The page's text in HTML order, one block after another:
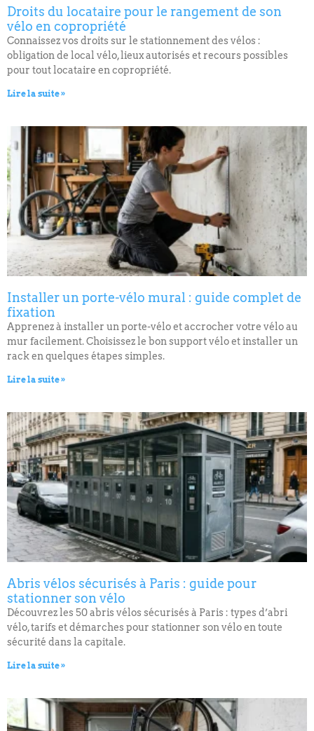
Droits du locataire pour le rangement de son
vélo en copropriété
Connaissez vos droits sur le stationnement des vélos :
obligation de local vélo, lieux autorisés et recours possibles
pour tout locataire en copropriété.
Lire la suite »
Installer un porte-vélo mural : guide complet de
fixation
Apprenez à installer un porte-vélo et accrocher votre vélo au
mur facilement. Choisissez le bon support vélo et installer un
rack en quelques étapes simples.
Lire la suite »
Abris vélos sécurisés à Paris : guide pour
stationner son vélo
Découvrez les 50 abris vélos sécurisés à Paris : types d’abri
vélo, tarifs et démarches pour stationner son vélo en toute
sécurité dans la capitale.
Lire la suite »